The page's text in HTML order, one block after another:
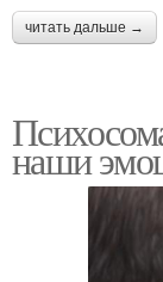
читать дальше →
наши